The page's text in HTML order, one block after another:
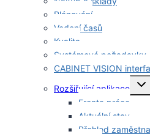
Plánování
Vedení časů
Kvalita
Systémové požadavky
CABINET VISION
Rozšiřující aplikace
Fronta práce
Aktuální stav
Přehled